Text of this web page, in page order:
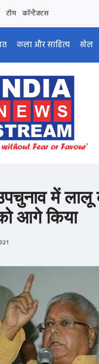
टीम कॉन्टैक्टस
कला और साहित्य खेल
में
आगे किया